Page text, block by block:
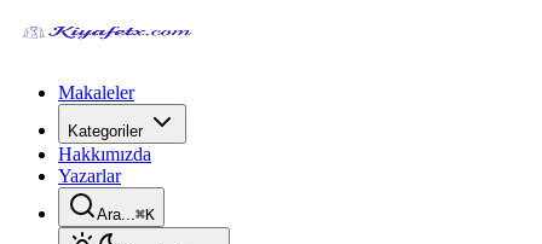
Makaleler
Kategoriler
Hakkımızda
Yazarlar
Ara...⌘K